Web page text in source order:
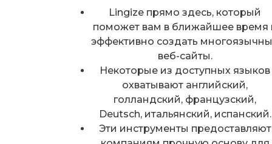
Lingize прямо здесь, который
поможет вам в ближайшее время
эффективно создать
веб-сайты.
Некоторые из доступных языков
охватывают английский,
голландский, французский,
Deutsch, итальянский, испанский.
Эти инструменты предоставляют